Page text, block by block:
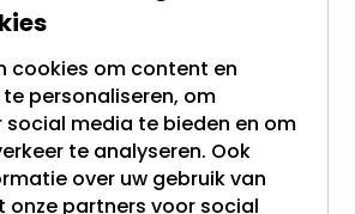
klanten gingen u voor
+ snel geleverd
naar NL & BE
op retour
cookies om content en
personaliseren, om
media te bieden en om
te analyseren. Ook
over uw gebruik van
onze partners voor social